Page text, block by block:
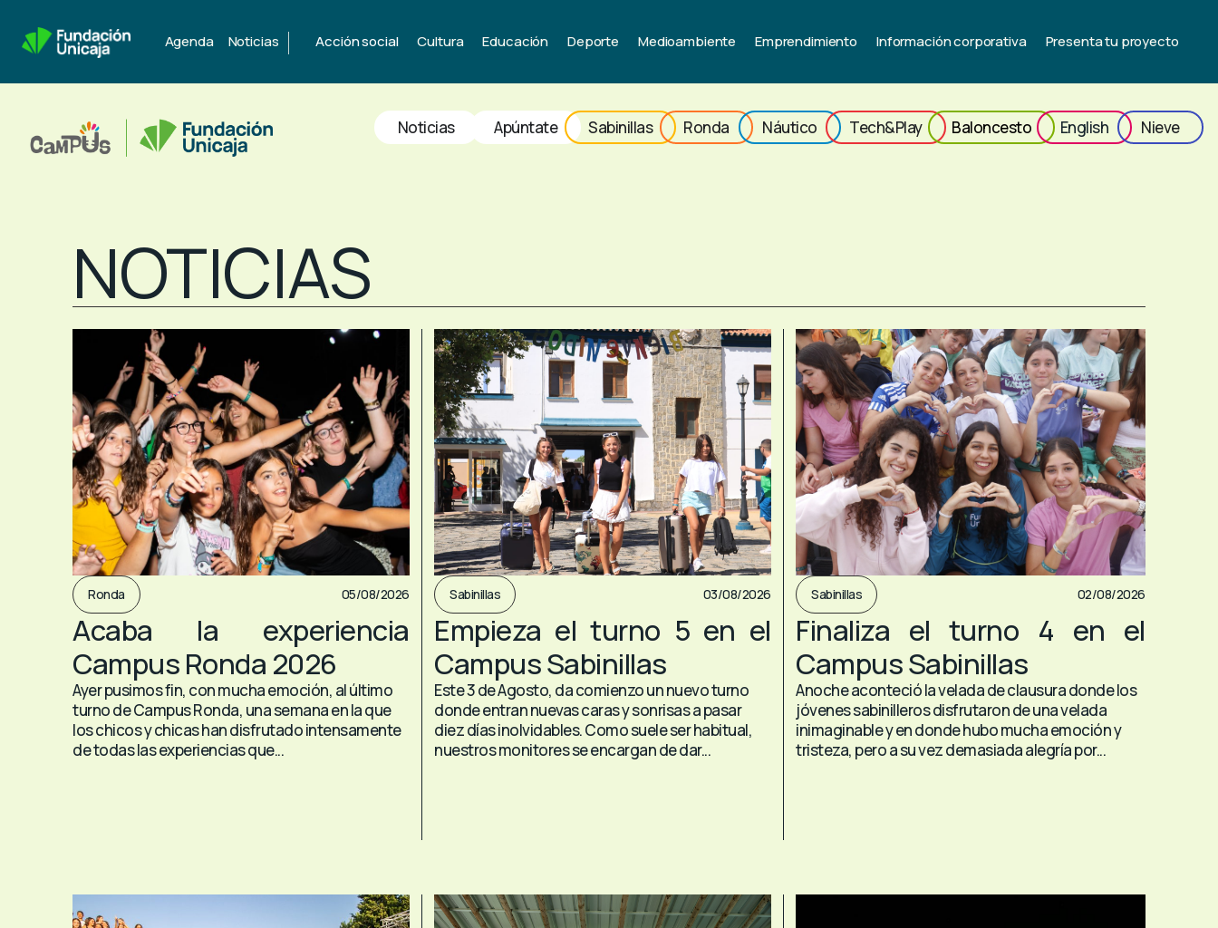
Agenda Noticias | Acción social Cultura Educación Deporte Medioambiente Emprendimiento Información corporativa Presenta tu proyecto
Noticias Apúntate Sabinillas Ronda Náutico Tech&Play Baloncesto English Nieve
NOTICIAS
Ronda 05/08/2026
Acaba la experiencia
Campus Ronda 2026
Ayer pusimos fin, con mucha emoción, al último
turno de Campus Ronda, una semana en la que
los chicos y chicas han disfrutado intensamente
de todas las experiencias que...
Sabinillas 03/08/2026
Empieza el turno 5 en el
Campus Sabinillas
Este 3 de Agosto, da comienzo un nuevo turno
donde entran nuevas caras y sonrisas a pasar
diez días inolvidables. Como suele ser habitual,
nuestros monitores se encargan de dar...
Sabinillas 02/08/2026
Finaliza el turno 4 en el
Campus Sabinillas
Anoche aconteció la velada de clausura donde los
jóvenes sabinilleros disfrutaron de una velada
inimaginable y en donde hubo mucha emoción y
tristeza, pero a su vez demasiada alegría por...